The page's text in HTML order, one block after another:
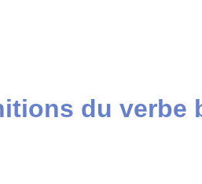
du verbe